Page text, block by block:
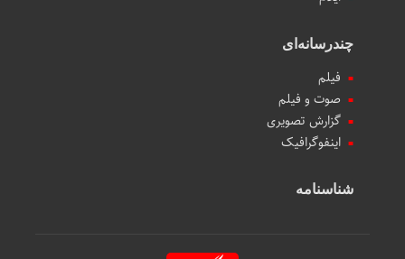
چندرسانه‌ای
فیلم
صوت و فیلم
گزارش تصویری
اینفوگرافیک
شناسنامه